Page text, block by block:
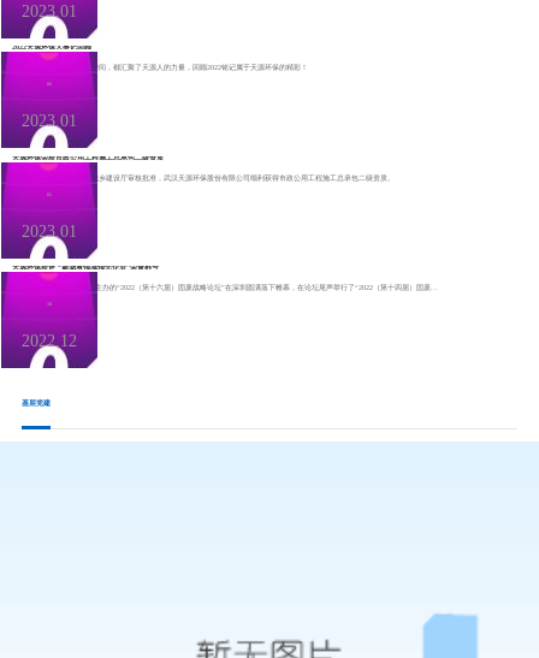
2023.01
06
2023.01
2022天源环保大事记回顾
天源环保2022年所有振奋瞬间，都汇聚了天源人的力量，回顾2022铭记属于天源环保的精彩！
05
2023.01
天源环保荣获市政公用工程施工总承包二级资质
1月5日，经湖北省住房和城乡建设厅审核批准，武汉天源环保股份有限公司顺利获得市政公用工程施工总承包二级资质。
30
2022.12
天源环保获评 “渗滤液领域领先企业”荣誉称号
12月29日，由e20环境平台主办的“2022（第十六届）固废战略论坛”在深圳圆满落下帷幕，在论坛尾声举行了“2022（第十四届）固废...
基层党建